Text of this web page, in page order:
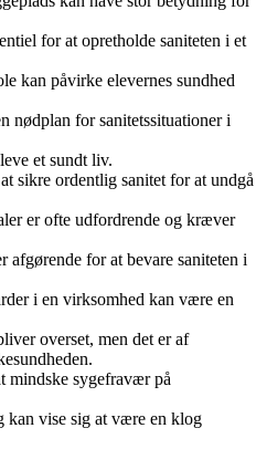
for at opretholde saniteten i et
kan påvirke elevernes sundhed
nødplan for sanitetssituationer i
et sundt liv.
sikre ordentlig sanitet for at undgå
er ofte udfordrende og kræver
afgørende for at bevare saniteten i
i en virksomhed kan være en
overset, men det er af
mindske sygefravær på
kan vise sig at være en klog